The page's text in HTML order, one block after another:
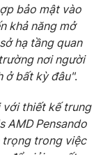
483/GP-BTTTT
Quốc Thắng,
932
bảo mật vào
khả năng mở
hạ tầng quan
nơi người
ở bất kỳ đâu".
với thiết kế trung
AMD Pensando
trọng trong việc